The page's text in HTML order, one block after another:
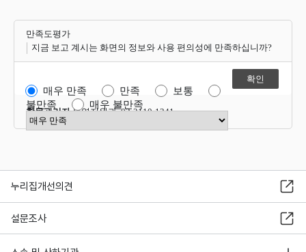
만족도평가
지금 보고 계시는 화면의 정보와 사용 편의성에 만족하십니까?
매우 만족 만족
보통
불만족
매우 불만족
만족도 점수 선택
항목관리자운영지원과 02-2110-1341
누리집개선의견
설문조사